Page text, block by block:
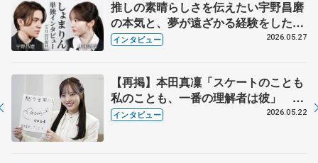
推しの素晴らしさを伝えたい宇野昌磨
の本気と、夢が遠ざかる経験をした本
田真凜の覚悟
インタビュー 2026.05.27
【再掲】本田真凜「スケートのことも
私のことも、一番の理解者は彼」 引
退時の単独インタビューで語った競技
インタビュー 2026.05.22